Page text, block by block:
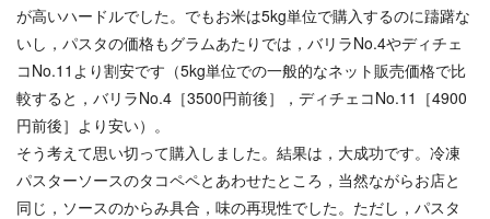
が高いハードルでした。でもお米は5kg単位で購入するのに躊躇な
いし，パスタの価格もグラムあたりでは，バリラNo.4やディチェ
コNo.11より割安です（5kg単位での一般的なネット販売価格で比
較すると，バリラNo.4［3500円前後］，ディチェコNo.11［4900
円前後］より安い）。
そう考えて思い切って購入しました。結果は，大成功です。冷凍
パスターソースのタコペペとあわせたところ，当然ながらお店と
同じ，ソースのからみ具合，味の再現性でした。ただし，パスタ